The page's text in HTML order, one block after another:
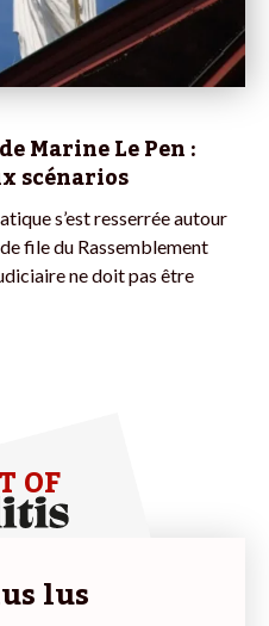
Marine Le Pen :
scénarios
s’est resserrée autour
file du Rassemblement
ne doit pas être
OF
lus